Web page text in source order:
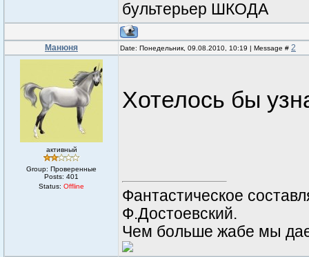
бультерьер ШКОДА
Манюня Date: Понедельник, 09.08.2010, 10:19 | Message # 2
активный
Group: Проверенные
Posts: 401
Status: Offline
Хотелось бы
Фантастическое
Ф.Достоевский.
Чем больше жабе мы